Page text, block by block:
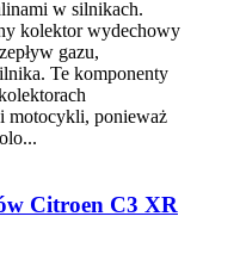
w silnikach.
kolektor wydechowy
gazu,
Te komponenty
motocykli, ponieważ
Citroen C3 XR